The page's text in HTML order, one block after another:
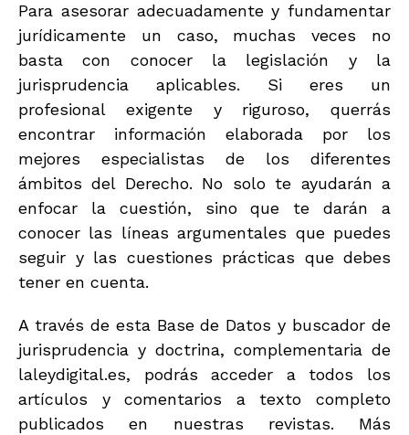
Para asesorar adecuadamente y fundamentar
jurídicamente un caso, muchas veces no
basta con conocer la legislación y la
jurisprudencia aplicables. Si eres un
profesional exigente y riguroso, querrás
encontrar información elaborada por los
mejores especialistas de los diferentes
ámbitos del Derecho. No solo te ayudarán a
enfocar la cuestión, sino que te darán a
conocer las líneas argumentales que puedes
seguir y las cuestiones prácticas que debes
tener en cuenta.
A través de esta Base de Datos y buscador de
jurisprudencia y doctrina, complementaria de
laleydigital.es, podrás acceder a todos los
artículos y comentarios a texto completo
publicados en nuestras revistas. Más